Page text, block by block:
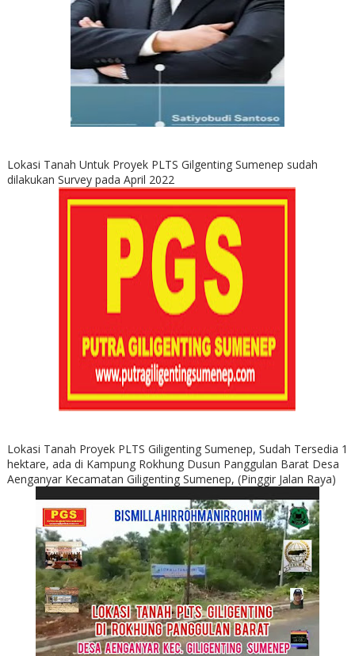
Lokasi Tanah Untuk Proyek PLTS Gilgenting Sumenep sudah
dilakukan Survey pada April 2022
Lokasi Tanah Proyek PLTS Giligenting Sumenep, Sudah Tersedia 1
hektare, ada di Kampung Rokhung Dusun Panggulan Barat Desa
Aenganyar Kecamatan Giligenting Sumenep, (Pinggir Jalan Raya)